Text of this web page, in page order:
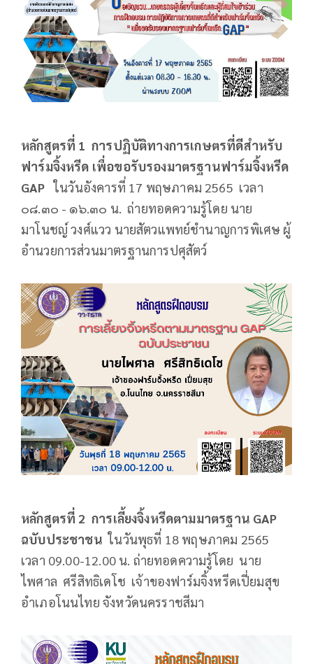
หลักสูตรที่ 1 การปฏิบัติทางการเกษตรที่ดีสำหรับ
ฟาร์มจิ้งหรีด เพื่อขอรับรองมาตรฐานฟาร์มจิ้งหรีด
GAP ในวันอังคารที่ 17 พฤษภาคม 2565 เวลา
๐๘.๓๐ - ๑๖.๓๐ น. ถ่ายทอดความรู้โดย นาย
มาโนชญ์ วงศ์แวว นายสัตวแพทย์ชำนาญการพิเศษ ผู้
อำนวยการส่วนมาตรฐานการปศุสัตว์
หลักสูตรที่ 2 การเลี้ยงจิ้งหรีดตามมาตรฐาน GAP
ฉบับประชาชนในวันพุธที่ 18 พฤษภาคม 2565
เวลา 09.00-12.00 น. ถ่ายทอดความรู้โดย นาย
ไพศาล ศรีสิทธิเดโช เจ้าของฟาร์มจิ้งหรีดเปี่ยมสุข
อำเภอโนนไทย จังหวัดนครราชสีมา